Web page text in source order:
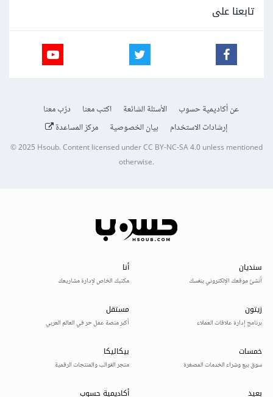
تابعنا على
عن أكاديمية حسوب الأسئلة الشائعة اكتب معنا
درّب معنا
إرشادات الاستخدام
بيان الخصوصية مركز المساعدة
© 2025Hsoub.Content licensed underCC BY-NC-SA 4.0unless mentioned
otherwise.